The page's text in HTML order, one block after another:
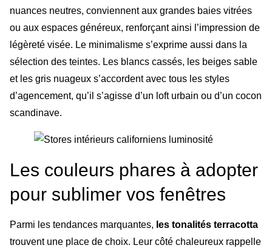
nuances neutres, conviennent aux grandes baies vitrées
ou aux espaces généreux, renforçant ainsi l’impression de
légèreté visée. Le minimalisme s’exprime aussi dans la
sélection des teintes. Les blancs cassés, les beiges sable
et les gris nuageux s’accordent avec tous les styles
d’agencement, qu’il s’agisse d’un loft urbain ou d’un cocon
scandinave.
Les couleurs phares à adopter
pour sublimer vos fenêtres
Parmi les tendances marquantes, les tonalités terracotta
trouvent une place de choix. Leur côté chaleureux rappelle